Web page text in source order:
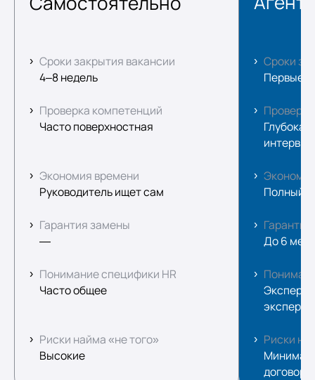
Сроки закрытия вакансии
4–8 недель
Сроки
Первые
Проверка компетенций
Часто поверхностная
интервью
Экономия времени
Руководитель ищет сам
Полный
Гарантия замены
—
До 6
Понимание специфики HR
Часто общее
Риски найма «не того»
Высокие
Риски